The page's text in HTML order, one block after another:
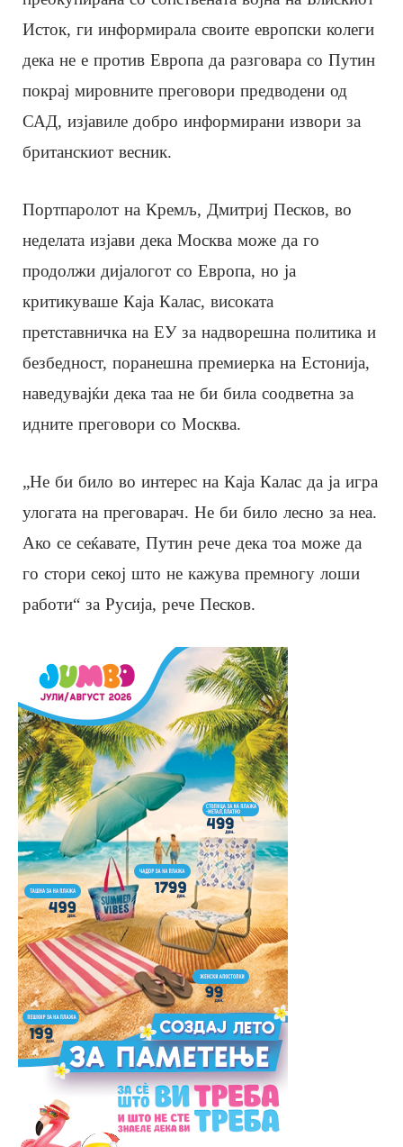
Исток, ги информирала своите европски колеги
дека не е против Европа да разговара со Путин
покрај мировните преговори предводени од
САД, изјавиле добро информирани извори за
британскиот весник.
Портпаролот на Кремљ, Дмитриј Песков, во
неделата изјави дека Москва може да го
продолжи дијалогот со Европа, но ја
критикуваше Каја Калас, високата
претставничка на ЕУ за надворешна политика и
безбедност, поранешна премиерка на Естонија,
наведувајќи дека таа не би била соодветна за
идните преговори со Москва.
„Не би било во интерес на Каја Калас да ја игра
улогата на преговарач. Не би било лесно за неа.
Ако се сеќавате, Путин рече дека тоа може да
го стори секој што не кажува премногу лоши
работи“ за Русија, рече Песков.